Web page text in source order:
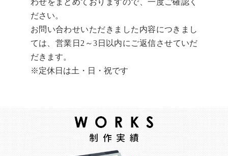
ださい。
お問い合わせいただきました内容につきまし
ては、営業日2～3日以内にご返信させていだ
だきます。
※定休日は土・日・祝です